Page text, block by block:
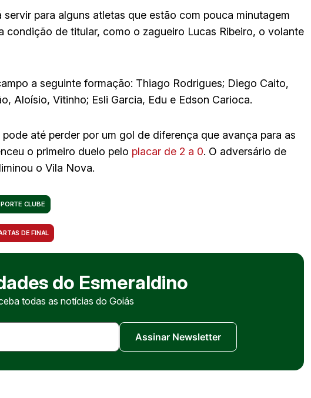
para alguns atletas que estão com pouca minutagem
condição de titular, como o zagueiro Lucas Ribeiro, o volante
a seguinte formação: Thiago Rodrigues; Diego Caito,
Aloísio, Vitinho; Esli Garcia, Edu e Edson Carioca.
até perder por um gol de diferença que avança para as
o primeiro duelo pelo placar de 2 a 0. O adversário de
o Vila Nova.
CLUBE
DE FINAL
do Esmeraldino
todas as notícias do Goiás
Assinar Newsletter